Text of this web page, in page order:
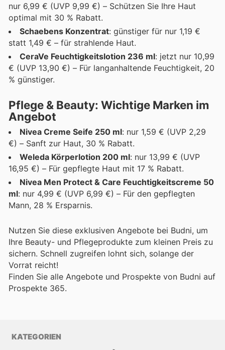
nur 6,99 € (UVP 9,99 €) – Schützen Sie Ihre Haut
optimal mit 30 % Rabatt.
Schaebens Konzentrat: günstiger für nur 1,19 €
statt 1,49 € – für strahlende Haut.
CeraVe Feuchtigkeitslotion 236 ml: jetzt nur 10,99
€ (UVP 13,90 €) – Für langanhaltende Feuchtigkeit, 20
% günstiger.
Pflege & Beauty: Wichtige Marken im
Angebot
Nivea Creme Seife 250 ml: nur 1,59 € (UVP 2,29
€) – Sanft zur Haut, 30 % Rabatt.
Weleda Körperlotion 200 ml: nur 13,99 € (UVP
16,95 €) – Für gepflegte Haut mit 17 % Rabatt.
Nivea Men Protect & Care Feuchtigkeitscreme 50
ml: nur 4,99 € (UVP 6,99 €) – Für den gepflegten
Mann, 28 % Ersparnis.
Nutzen Sie diese exklusiven Angebote bei Budni, um
Ihre Beauty- und Pflegeprodukte zum kleinen Preis zu
sichern. Schnell zugreifen lohnt sich, solange der
Vorrat reicht!
Finden Sie alle Angebote und Prospekte von Budni auf
Prospekte 365.
KATEGORIEN